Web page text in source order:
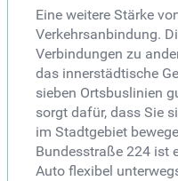
Eine weitere Stärke
Verkehrsanbindung.
Verbindungen zu
das innerstädtische
sieben Ortsbuslinien
sorgt dafür, dass Sie
im Stadtgebiet
Bundesstraße 224 ist
Auto flexibel